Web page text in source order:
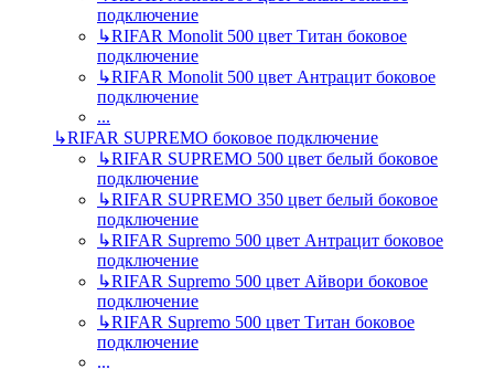
подключение
↳RIFAR Monolit 500 цвет Титан боковое
подключение
↳RIFAR Monolit 500 цвет Антрацит боковое
подключение
...
↳RIFAR SUPREMO боковое подключение
↳RIFAR SUPREMO 500 цвет белый боковое
подключение
↳RIFAR SUPREMO 350 цвет белый боковое
подключение
↳RIFAR Supremo 500 цвет Антрацит боковое
подключение
↳RIFAR Supremo 500 цвет Айвори боковое
подключение
↳RIFAR Supremo 500 цвет Титан боковое
подключение
...